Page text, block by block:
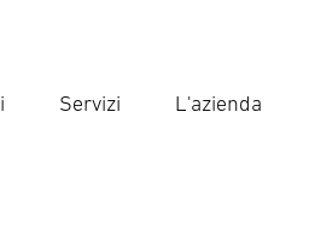
Servizi L'azienda